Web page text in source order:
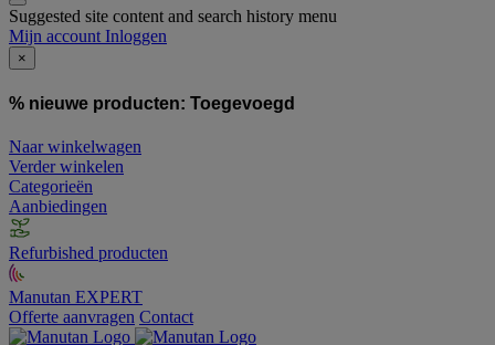
Suggested site content and search history menu
Mijn account Inloggen
×
% nieuwe producten: Toegevoegd
Naar winkelwagen
Verder winkelen
Categorieën
Aanbiedingen
Refurbished producten
Manutan EXPERT
Offerte aanvragen Contact